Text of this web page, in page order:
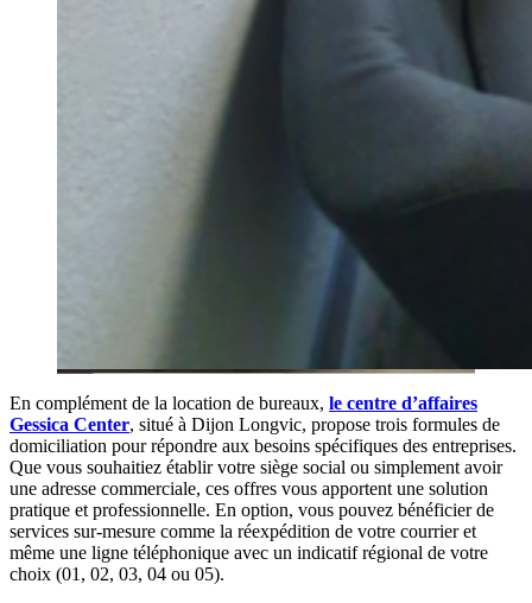
En complément de la location de bureaux, le centre d’affaires
Gessica Center, situé à Dijon Longvic, propose trois formules de
domiciliation pour répondre aux besoins spécifiques des entreprises.
Que vous souhaitiez établir votre siège social ou simplement avoir
une adresse commerciale, ces offres vous apportent une solution
pratique et professionnelle. En option, vous pouvez bénéficier de
services sur-mesure comme la réexpédition de votre courrier et
même une ligne téléphonique avec un indicatif régional de votre
choix (01, 02, 03, 04 ou 05).